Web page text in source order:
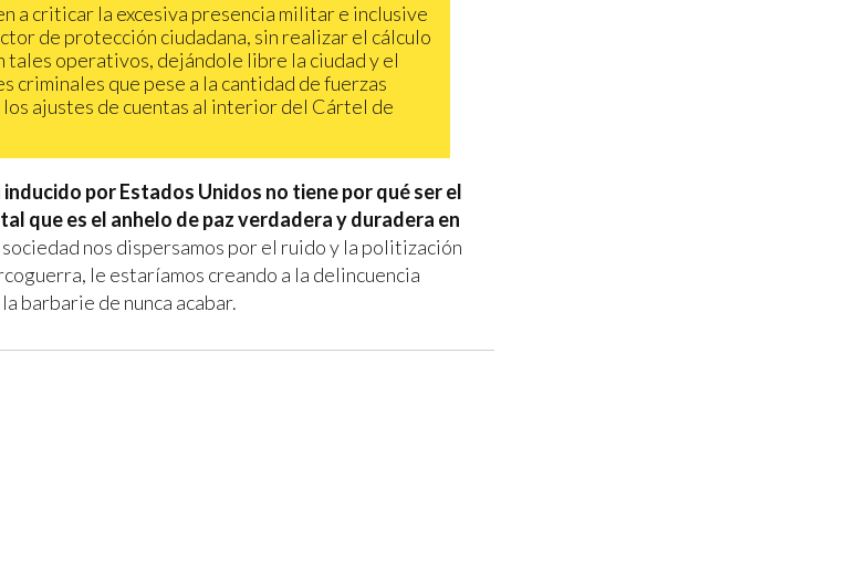
a criticar la excesiva presencia militar e inclusive
de protección ciudadana, sin realizar el cálculo
tales operativos, dejándole libre la ciudad y el
criminales que pese a la cantidad de fuerzas
los ajustes de cuentas al interior del Cártel de
por Estados Unidos no tiene por qué ser el
que es el anhelo de paz verdadera y duradera en
sociedad nos dispersamos por el ruido y la politización
le estaríamos creando a la delincuencia
barbarie de nunca acabar.